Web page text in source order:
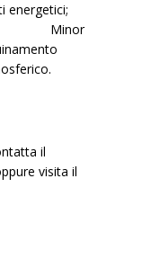
energetici;
il
visita il